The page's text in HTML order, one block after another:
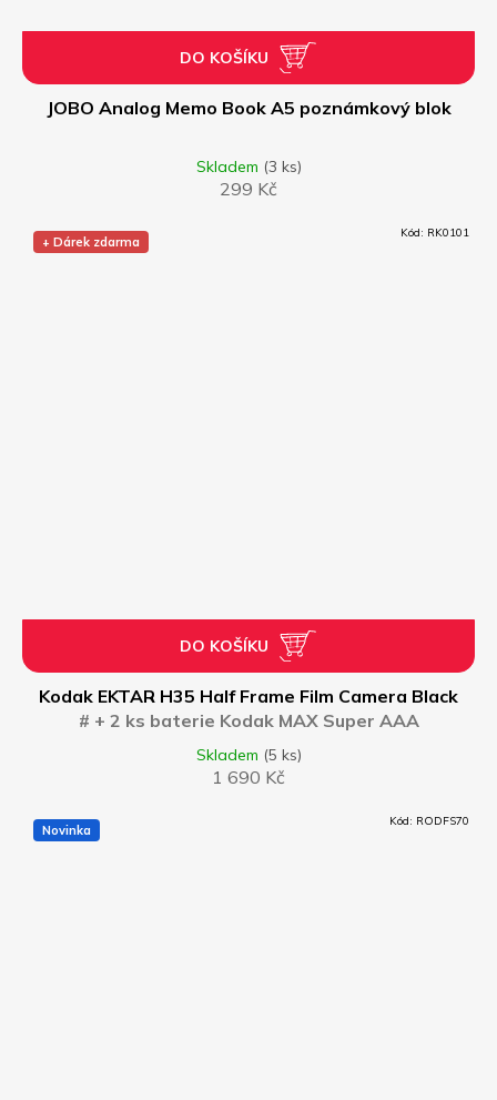
JOBO Analog Memo Book A5 poznámkový blok
Skladem (3 ks)
299 Kč
DO KOŠÍKU
+ Dárek zdarma
Kodak EKTAR H35 Half Frame Film Camera Black
# + 2 ks baterie Kodak MAX Super AAA
Skladem (5 ks)
1 690 Kč
DO KOŠÍKU
Kód: RK0101
Novinka
Kód: RODFS70